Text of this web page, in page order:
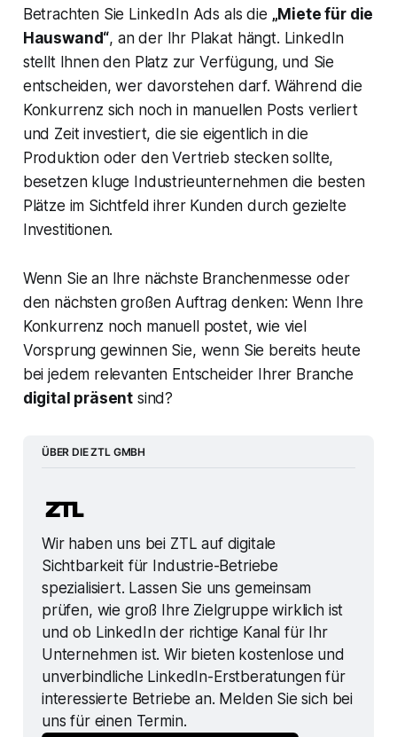
Betrachten Sie LinkedIn Ads als die „Miete für die
Hauswand“, an der Ihr Plakat hängt. LinkedIn
stellt Ihnen den Platz zur Verfügung, und Sie
entscheiden, wer davorstehen darf. Während die
Konkurrenz sich noch in manuellen Posts verliert
und Zeit investiert, die sie eigentlich in die
Produktion oder den Vertrieb stecken sollte,
besetzen kluge Industrieunternehmen die besten
Plätze im Sichtfeld ihrer Kunden durch gezielte
Investitionen.
Wenn Sie an Ihre nächste Branchenmesse oder
den nächsten großen Auftrag denken: Wenn Ihre
Konkurrenz noch manuell postet, wie viel
Vorsprung gewinnen Sie, wenn Sie bereits heute
bei jedem relevanten Entscheider Ihrer Branche
digital präsent sind?
ÜBER DIE ZTL GMBH
Wir haben uns bei ZTL auf digitale
Sichtbarkeit für Industrie-Betriebe
spezialisiert. Lassen Sie uns gemeinsam
prüfen, wie groß Ihre Zielgruppe wirklich ist
und ob LinkedIn der richtige Kanal für Ihr
Unternehmen ist. Wir bieten kostenlose und
unverbindliche LinkedIn-Erstberatungen für
interessierte Betriebe an. Melden Sie sich bei
uns für einen Termin.